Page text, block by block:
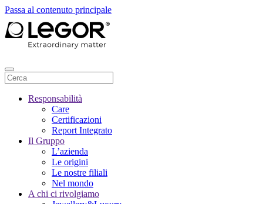
Passa al contenuto principale
Responsabilità
Care
Certificazioni
Report Integrato
Il Gruppo
L’azienda
Le origini
Le nostre filiali
Nel mondo
A chi ci rivolgiamo